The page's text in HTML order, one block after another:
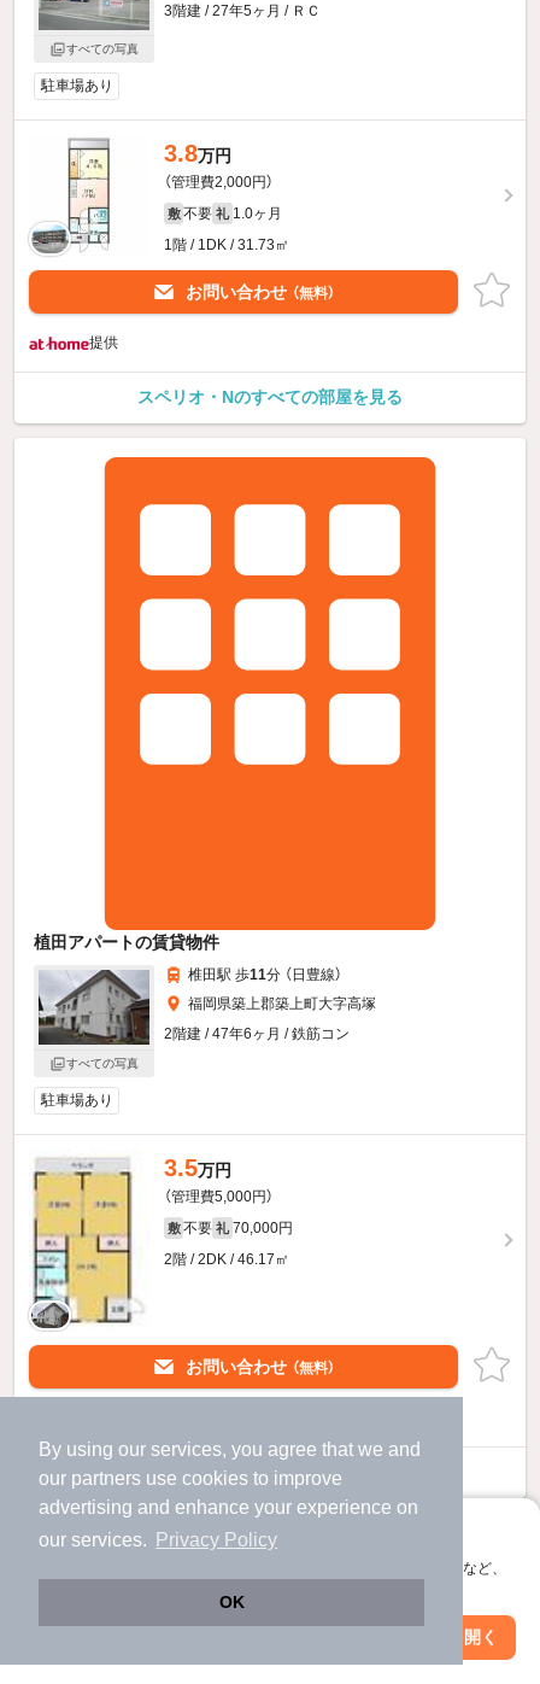
By using our services, you agree that we and
our partners use cookies to improve
advertising and enhance your experience on
our services.
Privacy Policy
OK
アプリに切り替えて、サクサクお部屋探し
会員登録なしですぐ使える。マップ検索やお気に入り保存など、
アプリを開く
すべての写真
3階建 / 27年5ヶ月 / ＲＣ
駐車場あり
3.8万円
（管理費2,000円）
敷 不要 礼 1.0ヶ月
1階 / 1DK / 31.73㎡
お問い合わせ （無料）
提供
スペリオ・Nのすべての部屋を見る
植田アパートの賃貸物件
すべての写真
椎田駅 歩11分 （日豊線）
福岡県築上郡築上町大字高塚
2階建 / 47年6ヶ月 / 鉄筋コン
駐車場あり
3.5万円
（管理費5,000円）
敷 不要 礼 70,000円
2階 / 2DK / 46.17㎡
お問い合わせ （無料）
植田アパートのすべての部屋を見る
絞り込み条件を変更